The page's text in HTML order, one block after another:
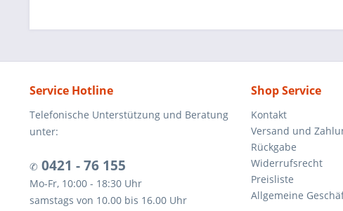
Service Hotline
Telefonische Unterstützung und Beratung
unter:
✆ 0421 - 76 155
Mo-Fr, 10:00 - 18:30 Uhr
samstags von 10.00 bis 16.00 Uhr
Shop Service
Kontakt
Versand und
Rückgabe
Widerrufsrecht
Preisliste
Allgemeine